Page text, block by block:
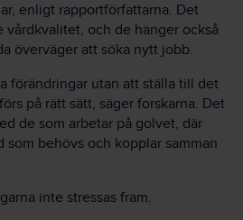
enligt rapportförfattarna. Det
vårdkvalitet, och de hänger också
överväger att söka nytt jobb.
förändringar utan att ställa till det
på rätt sätt, säger forskarna. Det
de som arbetar på golvet, där
som behövs och kopplar samman
inte stressas fram.